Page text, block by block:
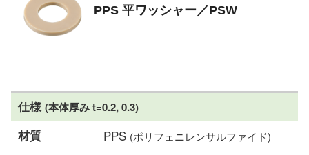
ご利用ガイド
お問い合わせ窓口
会社情報
PPS 平ワッシャー／PSW
仕様(本体厚み t=0.2, 0.3)
材質 PPS (ポリフェニレンサルファイド)